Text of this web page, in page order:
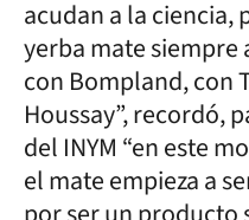
acudan a la ciencia,
yerba mate siempre
con Bompland, con
Houssay”, recordó,
del INYM “en este
el mate empieza a